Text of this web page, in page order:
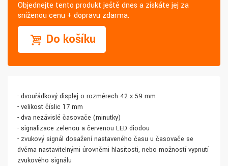
Objednejte tento produkt ještě dnes a získáte jej za
sníženou cenu + dopravu zdarma.
Do košíku
- dvouřádkový displej o rozměrech 42 x 59 mm
- velikost číslic 17 mm
- dva nezávislé časovače (minutky)
- signalizace zelenou a červenou LED diodou
- zvukový signál dosažení nastaveného času u časovače se
dvěma nastavitelnými úrovněmi hlasitosti, nebo možností vypnutí
zvukového signálu